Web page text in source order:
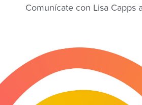
Comunícate con Lisa Capps